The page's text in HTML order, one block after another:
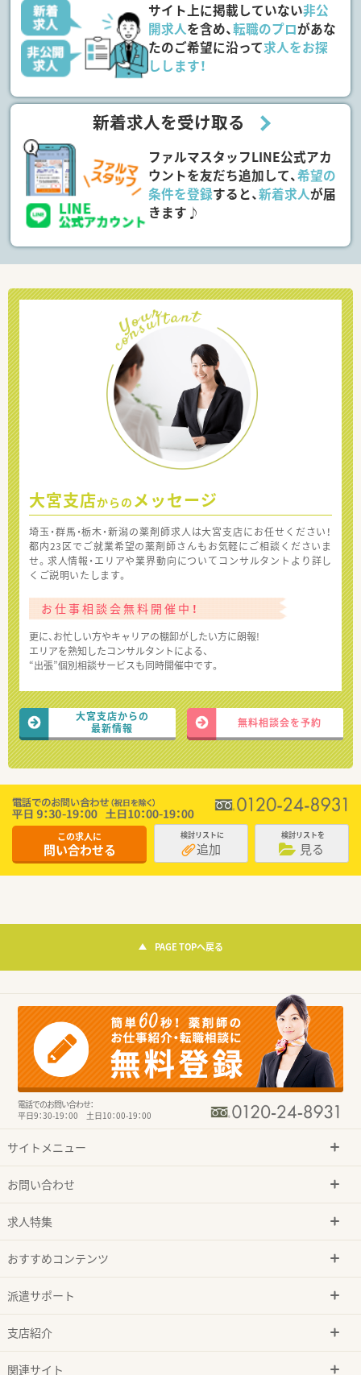
サイト上に掲載していない非公
開求人を含め、転職のプロがあな
たのご希望に沿って求人をお探
しします！
新着求人を受け取る
ファルマスタッフLINE公式アカ
ウントを友だち追加して、希望の
条件を登録すると、新着求人が届
きます♪
大宮支店からの メッセージ
埼玉・群馬・栃木・新潟の薬剤師求人は大宮支店にお任せください！
都内23区でご就業希望の薬剤師さんもお気軽にご相談くださいま
せ。求人情報・エリアや業界動向についてコンサルタントより詳し
くご説明いたします。
お仕事相談会無料開催中！
更に、お忙しい方やキャリアの棚卸がしたい方に朗報!
エリアを熟知したコンサルタントによる、
“出張”個別相談サービスも同時開催中です。
大宮支店からの
最新情報
無料相談会を予約
この求人に
問い合わせる
検討リストに
追加
検討リストを
見る
PAGE TOPへ戻る
電話でのお問い合わせ：
平日9：30-19：00 土日10：00-19：00
サイトメニュー
お問い合わせ
求人特集
おすすめコンテンツ
派遣サポート
支店紹介
関連サイト